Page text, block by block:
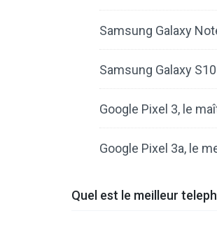
Samsung Galaxy
Samsung Galaxy
Google Pixel 3, le
Google Pixel 3a, le
Quel est le meilleur